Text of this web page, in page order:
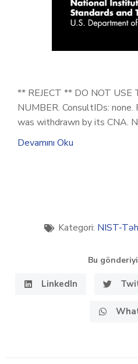
** REJECT ** DO NOT USE
NUMBER. ConsultIDs: none.
was withdrawn by its CNA.
Devamını Oku
Kategori: NIST-
Bu
LinkedIn